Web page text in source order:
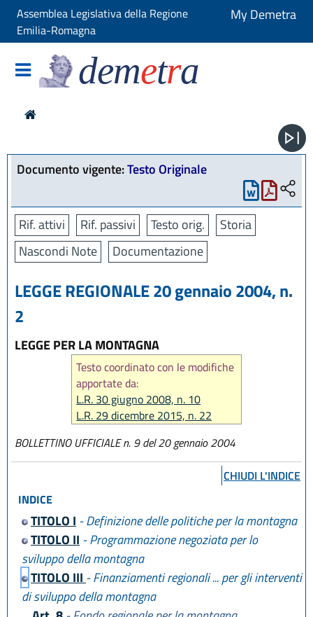
Assemblea Legislativa della Regione
Emilia-Romagna
My Demetra
demetra
Documento vigente:Testo Originale
Rif. attivi Rif. passivi Testo orig.
Storia
Nascondi Note
Documentazione
LEGGE REGIONALE 20 gennaio 2004, n.
2
LEGGE PER LA MONTAGNA
Testo coordinato con le modifiche
apportate da:
L.R. 30 giugno 2008, n. 10
L.R. 29 dicembre 2015, n. 22
L.R. 27 dicembre 2017, n. 25
L.R. 31 luglio 2020 n. 3
L.R. 29 luglio 2021, n. 8
BOLLETTINO UFFICIALE n. 9 del 20 gennaio 2004
CHIUDI L'INDICE
INDICE
TITOLO I - Definizione delle politiche per la montagna
TITOLO II - Programmazione negoziata per lo
sviluppo della montagna
TITOLO III - Finanziamenti regionali ... per gli interventi
di sviluppo della montagna